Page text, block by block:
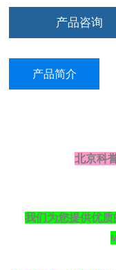
产品咨询
产品简介
北京科
我们为您提供优质